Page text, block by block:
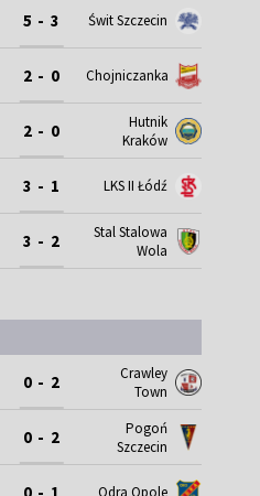
5 - 3 Świt Szczecin
2 - 0 Chojniczanka
2 - 0
Hutnik
Kraków
3 - 1 LKS II Łódź
3 - 2
Stal Stalowa
Wola
0 - 2
Crawley
Town
0 - 2
Pogoń
Szczecin